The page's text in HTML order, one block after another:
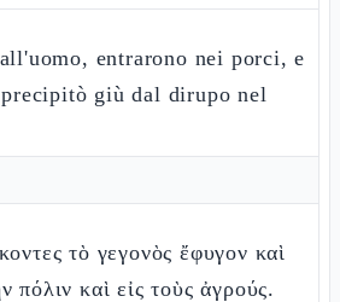
entrarono nei porci, e
giù dal dirupo nel
τὸ γεγονὸς ἔφυγον καὶ
πόλιν καὶ εἰς τοὺς ἀγρούς.